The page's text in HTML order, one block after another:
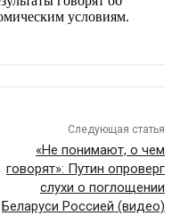
условиям.
Следующая статья
«Не понимают, о чем
говорят»: Путин опроверг
слухи о поглощении
Беларуси Россией (видео)